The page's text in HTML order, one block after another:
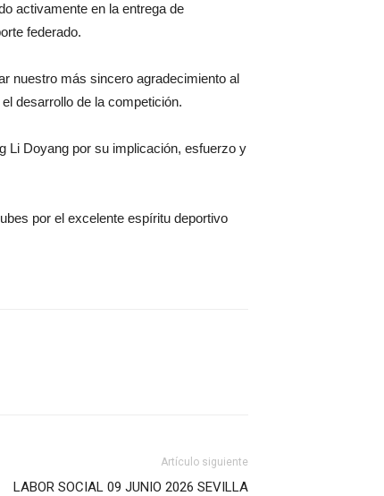
activamente en la entrega de
federado.
nuestro más sincero agradecimiento al
desarrollo de la competición.
Li Doyang por su implicación, esfuerzo y
por el excelente espíritu deportivo
Artículo siguiente
LABOR SOCIAL 09 JUNIO 2026 SEVILLA